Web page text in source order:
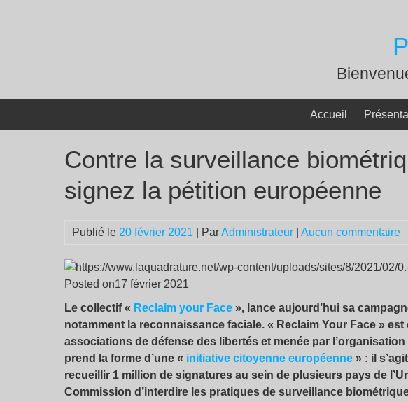
Accueil
Contre la surveillance
signez la pétition européenne
Publié le 20 février 2021 | ParAdministrateur Aucun commentaire
Posted on17 février 2021
Le collectif « Reclaim your Face », lance aujourd’hui sa
notamment la reconnaissance faciale. « Reclaim Your Face »
associations de défense des libertés et menée par
prend la forme d’une « initiative citoyenne européenne » : il
recueillir 1 million de signatures au sein de plusieurs pays de
Commission d’interdire les pratiques de surveillance